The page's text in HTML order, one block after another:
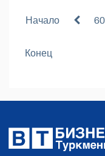
Начало 60
Конец